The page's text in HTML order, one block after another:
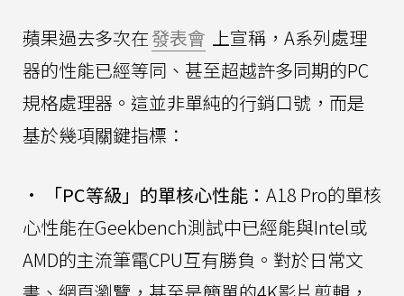
蘋果過去多次在發表會 上宣稱，A系列處理
器的性能已經等同、甚至超越許多同期的PC
規格處理器。這並非單純的行銷口號，而是
基於幾項關鍵指標：
• 「PC等級」的單核心性能： A18 Pro的單核
心性能在Geekbench測試中已經能與Intel或
AMD的主流筆電CPU互有勝負。對於日常文